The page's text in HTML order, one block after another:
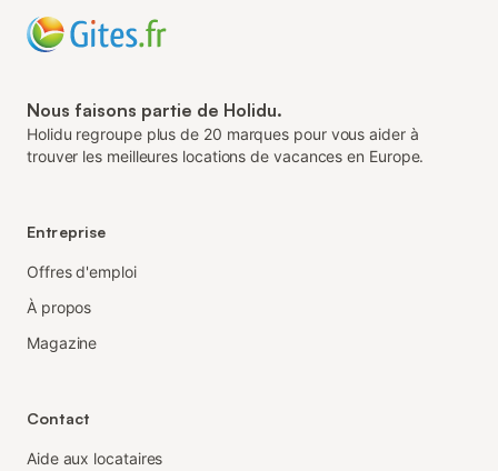
Nous faisons partie de Holidu.
Holidu regroupe plus de 20 marques pour vous aider à
trouver les meilleures locations de vacances en Europe.
Entreprise
Offres d'emploi
À propos
Magazine
Contact
Aide aux locataires